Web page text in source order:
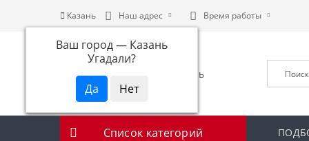
Казань
Ваш город — Казань
Угадали?
Наш адрес Время работы
Список категорий